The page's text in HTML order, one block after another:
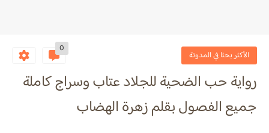
الأكثر بحثا في المدونة
0
رواية حب الضحية للجلاد عتاب وسراج كاملة
جميع الفصول بقلم زهرة الهضاب